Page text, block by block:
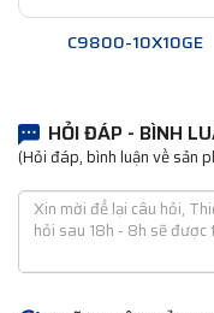
C9800-10X10GE
HỎI ĐÁP - BÌNH
(Hỏi đáp, bình luận về sản